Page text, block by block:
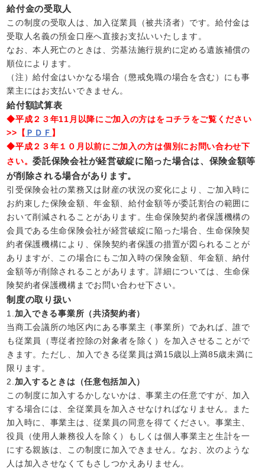
給付金の受取人
この制度の受取人は、加入従業員（被共済者）です。給付金は
受取人名義の預金口座へ直接お支払いいたします。
なお、本人死亡のときは、労基法施行規約に定める遺族補償の
順位によります。
（注）給付金はいかなる場合（懲戒免職の場合を含む）にも事
業主にはお支払いできません。
給付額試算表
◆平成２３年11月以降にご加入の方はをコチラをご覧ください
>>【 ＰＤＦ 】
◆平成２３年１０月以前にご加入の方は個別にお問い合わせ下
さい。委託保険会社が経営破綻に陥った場合は、保険金額等
が削除される場合があります。
引受保険会社の業務又は財産の状況の変化により、ご加入時に
お約束した保険金額、年金額、給付金額等が委託割合の範囲に
おいて削減されることがあります。生命保険契約者保護機構の
会員である生命保険会社が経営破綻に陥った場合、生命保険契
約者保護機構により、保険契約者保護の措置が図られることが
ありますが、この場合にもご加入時の保険金額、年金額、納付
金額等が削除されることがあります。詳細については、生命保
険契約者保護機構までお問い合わせ下さい。
制度の取り扱い
1. 加入できる事業所（共済契約者）
当商工会議所の地区内にある事業主（事業所）であれば、誰で
も従業員（専従者控除の対象者を除く）を加入させることがで
きます。ただし、加入できる従業員は満15歳以上満85歳未満に
限ります。
2. 加入するときは（任意包括加入）
この制度に加入するかしないかは、事業主の任意ですが、加入
する場合には、全従業員を加入させなければなりません。また
加入時に、事業主は、従業員の同意を得てください。事業主、
役員（使用人兼務役人を除く）もしくは個人事業主と生計を一
にする親族は、この制度に加入できません。なお、次のような
人は加入させなくてもさしつかえありません。